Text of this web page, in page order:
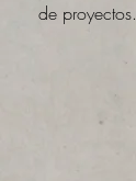
de proyectos.